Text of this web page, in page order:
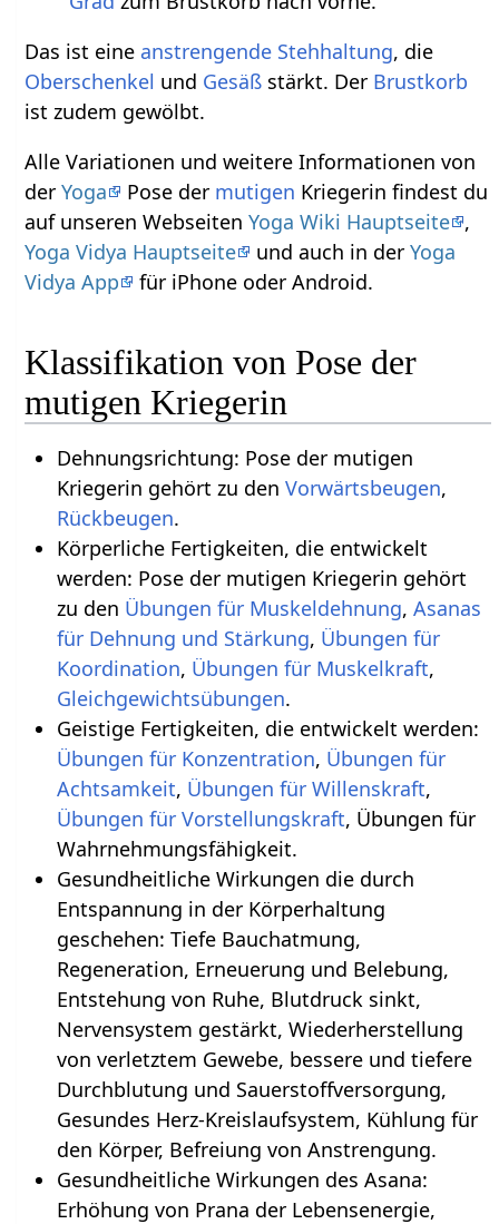
Das ist eine anstrengende Stehhaltung, die
Oberschenkel und Gesäß stärkt. Der Brustkorb
ist zudem gewölbt.
Alle Variationen und weitere Informationen von
derYoga Pose der mutigen Kriegerin findest du
auf unseren WebseitenYoga Wiki Hauptseite ,
Yoga Vidya Hauptseite
und auch in derYoga
Vidya App
für iPhone oder Android.
Klassifikation von Pose der
mutigen Kriegerin
Dehnungsrichtung: Pose der mutigen
Kriegerin gehört zu den Vorwärtsbeugen,
Rückbeugen.
Körperliche Fertigkeiten, die entwickelt
werden: Pose der mutigen Kriegerin gehört
zu den Übungen für Muskeldehnung, Asanas
für Dehnung und Stärkung, Übungen für
Koordination, Übungen für Muskelkraft,
.
Geistige Fertigkeiten, die entwickelt werden:
Übungen für Konzentration, Übungen für
Achtsamkeit, Übungen für Willenskraft,
Übungen für Vorstellungskraft, Übungen für
Wahrnehmungsfähigkeit.
Gesundheitliche Wirkungen die durch
Entspannung in der Körperhaltung
geschehen‏‎: Tiefe Bauchatmung,
Regeneration, Erneuerung und Belebung,
Entstehung von Ruhe, Blutdruck sinkt,
Nervensystem gestärkt, Wiederherstellung
von verletztem Gewebe, bessere und tiefere
Durchblutung und Sauerstoffversorgung,
Gesundes Herz-Kreislaufsystem, Kühlung für
den Körper, Befreiung von Anstrengung.
Gesundheitliche Wirkungen des Asana:
Erhöhung von Prana der Lebensenergie,